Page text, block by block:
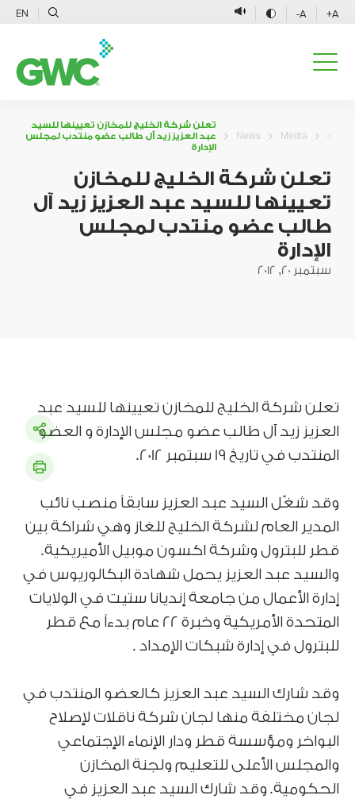
A+
A-
EN
Media
News
تعلن شركة الخليج للمخازن تعيينها للسيد
عبد العزيز زيد آل طالب عضو منتدب لمجلس
الإدارة
تعلن شركة الخليج للمخازن
تعيينها للسيد عبد العزيز زيد آل
طالب عضو منتدب لمجلس
الإدارة
سبتمبر 20, 2012
تعلن شركة الخليج للمخازن تعيينها للسيد عبد
العزيز زيد آل طالب عضو مجلس الإدارة و العضو
المنتدب في تاريخ 19 سبتمبر 2012.
وقد شغّل السيد عبد العزيز سابقاً منصب نائب
المدير العام لشركة الخليج للغاز وهي شراكة بين
قطر للبترول وشركة اكسون موبيل الأميريكية.
والسيد عبد العزيز يحمل شهادة البكالوريوس في
إدارة الأعمال من جامعة إنديانا ستيت في الولايات
المتحدة الأمريكية وخبرة 22 عام بدءاً مع قطر
للبترول في إدارة شبكات الإمداد .
وقد شارك السيد عبد العزيز كالعضو المنتدب في
لجان مختلفة منها لجان شركة ناقلات لإصلاح
البواخر ومؤسسة قطر ودار الإنماء الإجتماعي
والمجلس الأعلى للتعليم ولجنة المخازن
الحكومية. وقد شارك السيد عبد العزيز في